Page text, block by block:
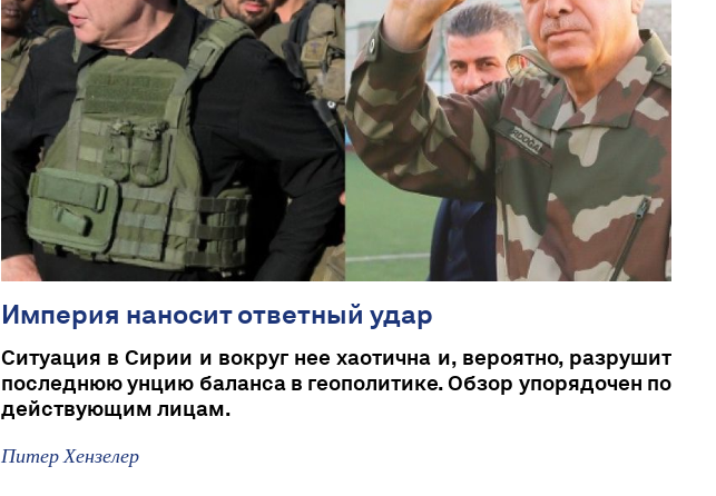
Империя наносит ответный удар
Ситуация в Сирии и вокруг нее хаотична и, вероятно, разрушит
последнюю унцию баланса в геополитике. Обзор упорядочен по
действующим лицам.
Питер Хензелер